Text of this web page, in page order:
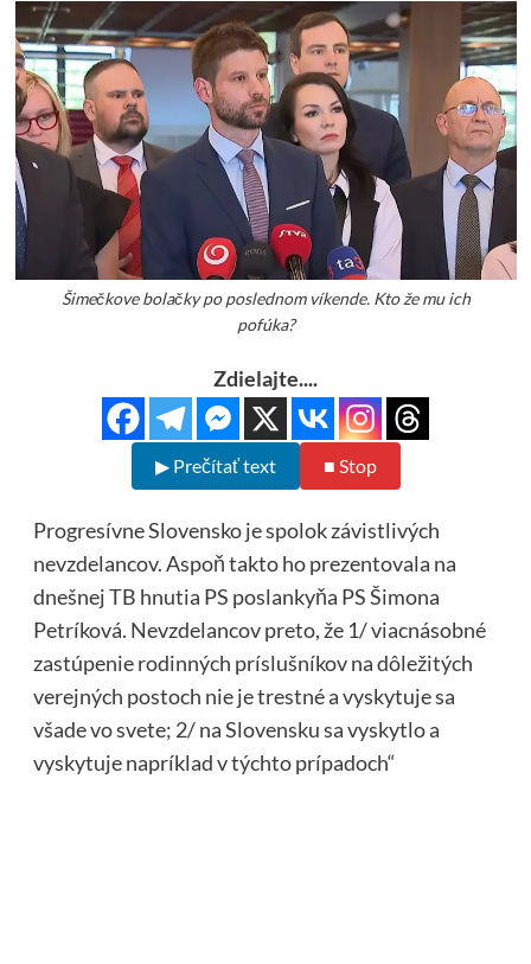
Šimečkove bolačky po poslednom víkende. Kto že mu ich
pofúka?
Zdielajte....
▶ Prečítať text ■ Stop
Progresívne Slovensko je spolok závistlivých
nevzdelancov. Aspoň takto ho prezentovala na
dnešnej TB hnutia PS poslankyňa PS Šimona
Petríková. Nevzdelancov preto, že 1/ viacnásobné
zastúpenie rodinných príslušníkov na dôležitých
verejných postoch nie je trestné a vyskytuje sa
všade vo svete; 2/ na Slovensku sa vyskytlo a
vyskytuje napríklad v týchto prípadoch“